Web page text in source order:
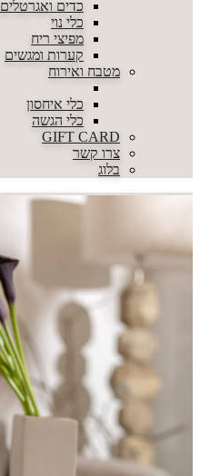
כדים ואגרטלים
כלי נוי
מפיצי ריח
קערות ומגשים
מטבח ואירוח
כלי איחסון
כלי הגשה
GIFT CARD
צרו קשר
בלוג